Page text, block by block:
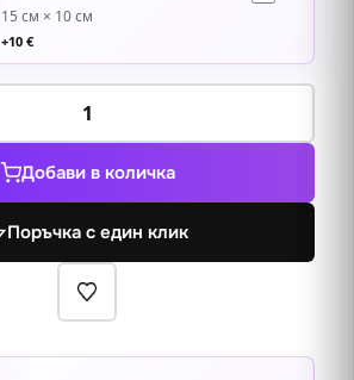
15 см × 10 см
+10 €
Добави в количка
Поръчка с един клик